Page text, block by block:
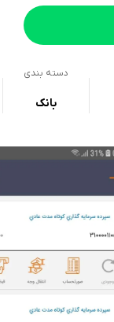
دسته بندی
بانک